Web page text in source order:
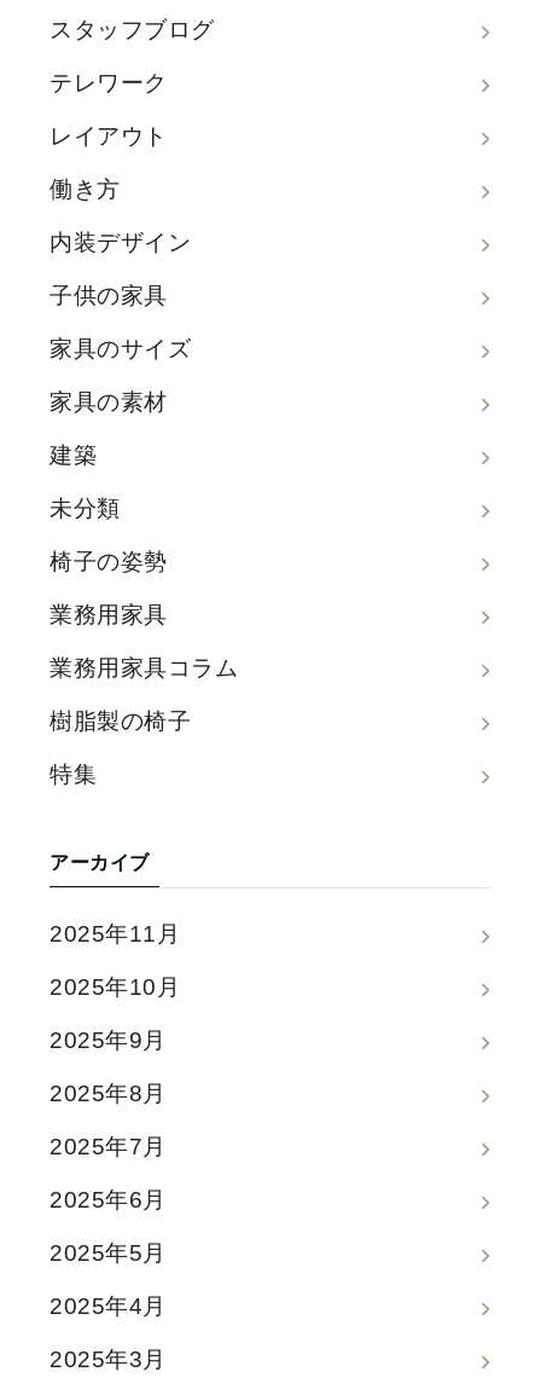
スタッフブログ
テレワーク
レイアウト
働き方
内装デザイン
子供の家具
家具のサイズ
家具の素材
建築
未分類
椅子の姿勢
業務用家具
業務用家具コラム
樹脂製の椅子
特集
アーカイブ
2025年11月
2025年10月
2025年9月
2025年8月
2025年7月
2025年6月
2025年5月
2025年4月
2025年3月